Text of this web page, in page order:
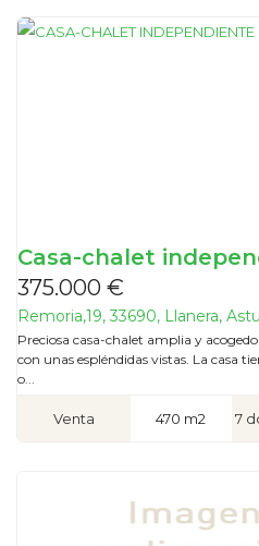
Casa-chalet
375.000 €
Remoria,19, 33690, Llanera,
Preciosa casa-chalet amplia y
con unas espléndidas vistas. La casa
o...
Venta 470 m2 7